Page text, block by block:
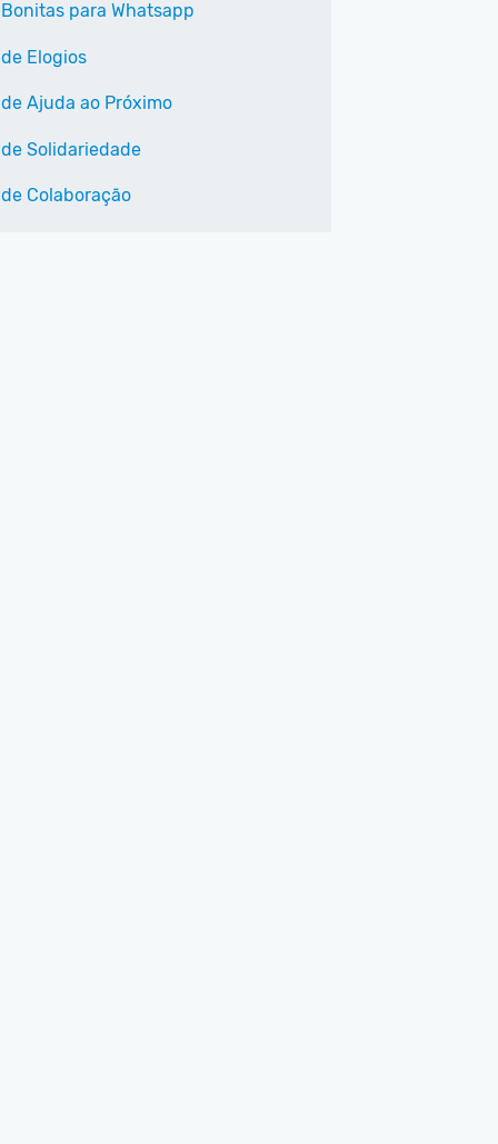
para Whatsapp
Elogios
Ajuda ao Próximo
Solidariedade
Colaboração